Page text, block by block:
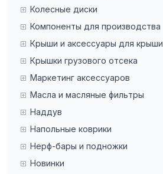
Колесные диски
Компоненты для производства
Крыши и аксессуары для крыши
Крышки грузового отсека
Маркетинг аксессуаров
Масла и масляные фильтры
Наддув
Напольные коврики
Нерф-бары и подножки
Новинки